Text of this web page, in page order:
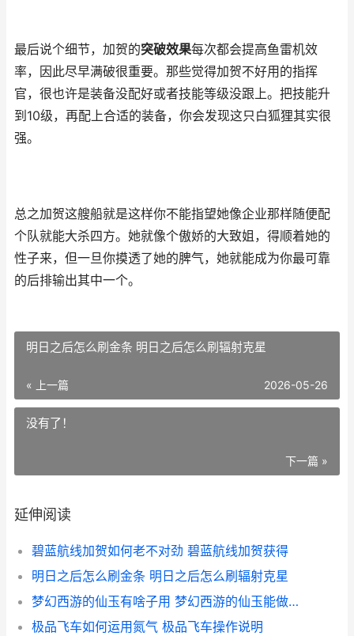
最后说个细节，加贺的突破效果每次都会提高鱼雷机效
率，因此尽早满破很重要。那些觉得加贺不好用的指挥
官，很也许是装备没配好或者技能等级没跟上。把技能升
到10级，再配上合适的装备，你会发现这只白狐狸其实很
强。
总之加贺这艘船就是这样你不能指望她像企业那样随便配
个队就能大杀四方。她就像个傲娇的大致姐，得顺着她的
性子来，但一旦你摸透了她的脾气，她就能成为你最可靠
的后排输出其中一个。
明日之后怎么刷金条 明日之后怎么刷辐射克星
« 上一篇 2026-05-26
没有了！
下一篇 »
延伸阅读
碧蓝航线加贺如何老不对劲 碧蓝航线加贺获得
明日之后怎么刷金条 明日之后怎么刷辐射克星
梦幻西游的仙玉有啥子用 梦幻西游的仙玉能做什么
极品飞车如何运用氮气 极品飞车操作说明